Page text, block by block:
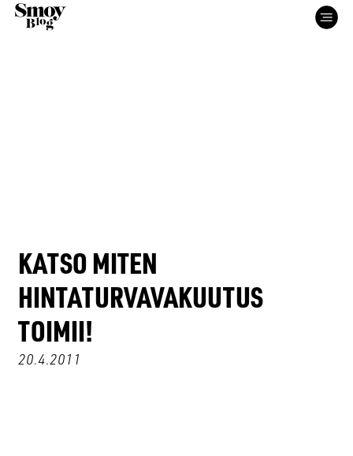
ETUSIVU
PALVELUT
TYÖT
KATSO MITEN
HINTATURVAVAKUUTUS
TOIMII!
20.4.2011